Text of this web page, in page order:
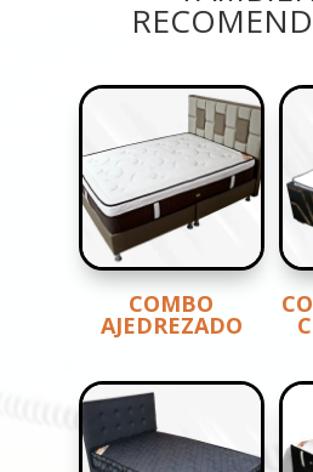
COMBO
AJEDREZADO